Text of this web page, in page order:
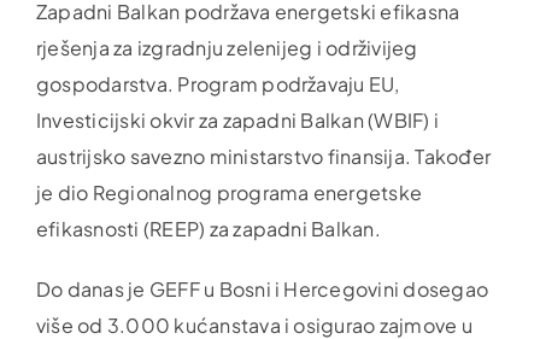
Zapadni Balkan podržava energetski efikasna
rješenja za izgradnju zelenijeg i održivijeg
gospodarstva. Program podržavaju EU,
Investicijski okvir za zapadni Balkan (WBIF) i
austrijsko savezno ministarstvo finansija. Također
je dio Regionalnog programa energetske
efikasnosti (REEP) za zapadni Balkan.
Do danas je GEFF u Bosni i Hercegovini dosegao
više od 3.000 kućanstava i osigurao zajmove u